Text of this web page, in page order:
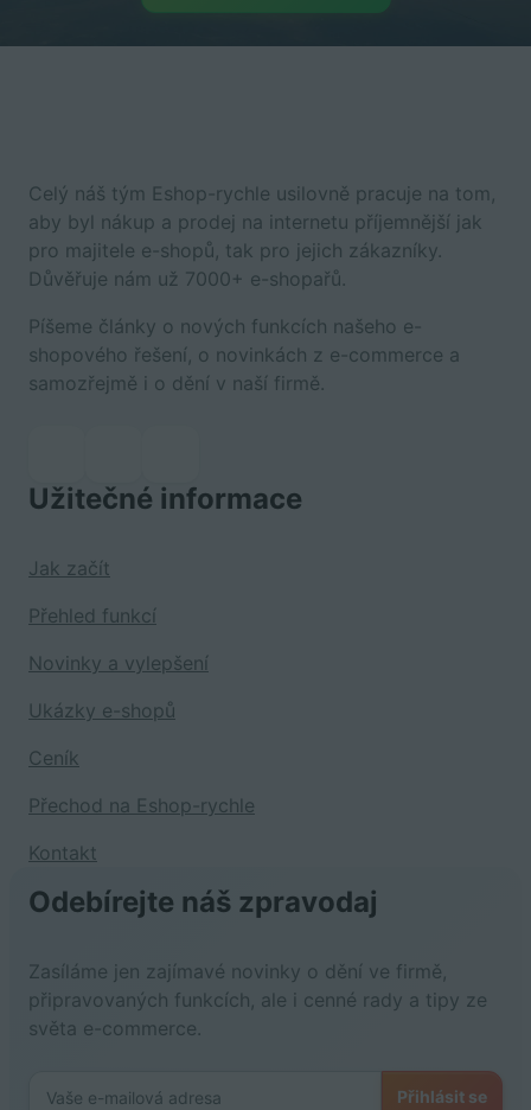
Celý náš tým Eshop-rychle usilovně pracuje na tom,
aby byl nákup a prodej na internetu příjemnější jak
pro majitele e-shopů, tak pro jejich zákazníky.
Důvěřuje nám už 7000+ e-shopařů.
Píšeme články o nových funkcích našeho e-
shopového řešení, o novinkách z e-commerce a
samozřejmě i o dění v naší firmě.
Užitečné informace
Jak začít
Přehled funkcí
Novinky a vylepšení
Ukázky e-shopů
Ceník
Přechod na Eshop-rychle
Kontakt
Odebírejte náš zpravodaj
Zasíláme jen zajímavé novinky o dění ve firmě,
připravovaných funkcích, ale i cenné rady a tipy ze
světa e-commerce.
Přihlásit se